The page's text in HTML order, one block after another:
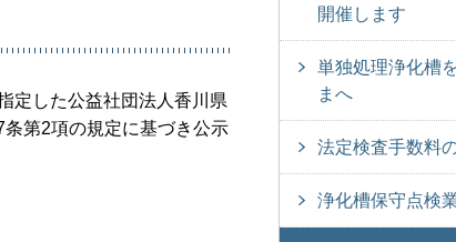
定した公益社団法人香川県
第2項の規定に基づき公示
開催します
単独処理浄化槽
まへ
法定検査手数料
浄化槽保守点検